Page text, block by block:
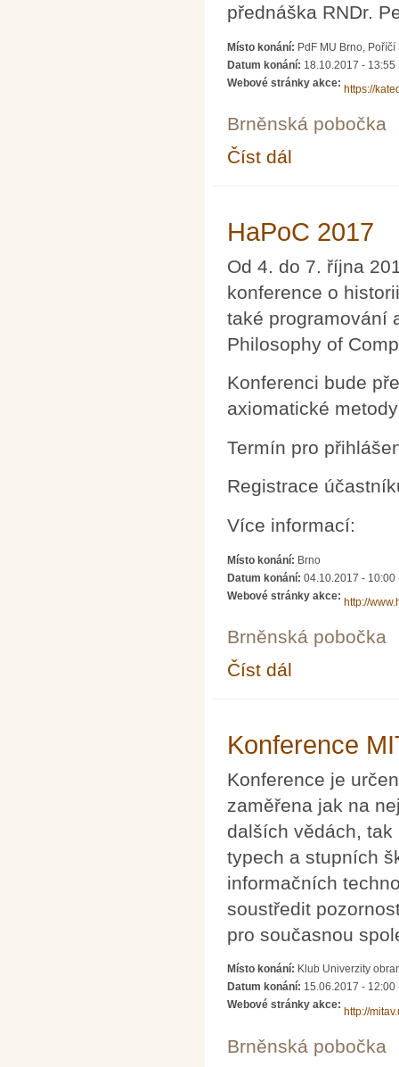
přednáška RNDr.
Místo konání: PdF MU Brno,
Datum konání: 18.10.2017 - 13:55
Webové stránky akce:
https://
Brněnská pobočka
Číst dál
HaPoC 2017
Od 4. do 7. října
konference o
také programování
Philosophy of
Konferenci bude
axiomatické
Termín pro
Registrace
Více informací:
Místo konání: Brno
Datum konání: 04.10.2017 - 10:00
Webové stránky akce:
http://
Brněnská pobočka
Číst dál
Konference
Konference je
zaměřena jak na
dalších vědách,
typech a stupních
informačních
soustředit
pro současnou
Místo konání: Klub Univerzity
Datum konání: 15.06.2017 - 12:00
Webové stránky akce:
http://
Brněnská pobočka